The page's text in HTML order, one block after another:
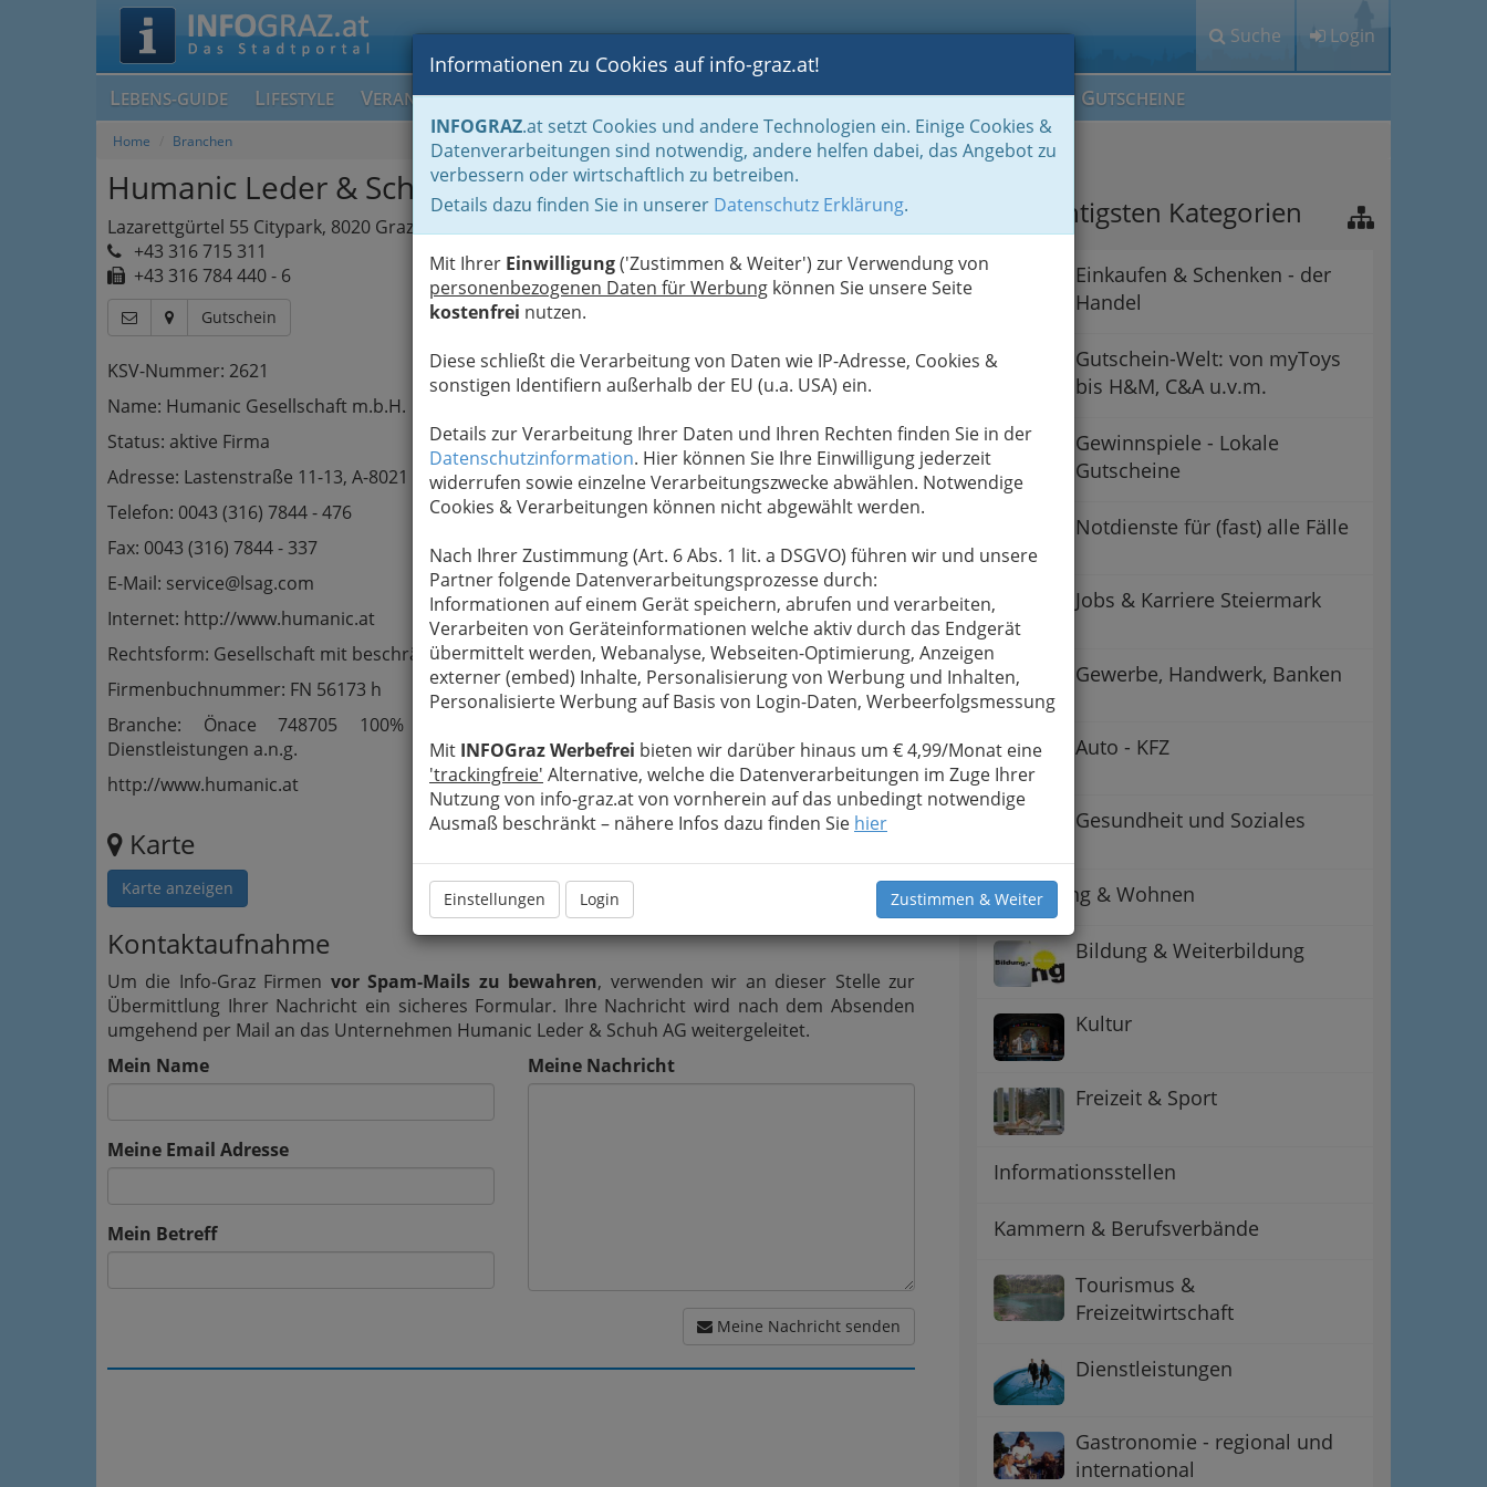
Suche Login
LEBENS-GUIDE LIFESTYLE VERANSTALTUNGEN BLOGS FOTOS GASTRONOMIE BRANCHEN MEIN IG GUTSCHEINE
Informationen zu Cookies auf info-graz.at!
INFOGRAZ.at setzt Cookies und andere Technologien ein. Einige Cookies &
Datenverarbeitungen sind notwendig, andere helfen dabei, das Angebot zu
verbessern oder wirtschaftlich zu betreiben.
Details dazu finden Sie in unserer Datenschutz Erklärung.
Mit Ihrer Einwilligung('Zustimmen & Weiter') zur Verwendung von
personenbezogenen Daten für Werbung können Sie unsere Seite
kostenfrei nutzen.
Diese schließt die Verarbeitung von Daten wie IP-Adresse, Cookies &
sonstigen Identifiern außerhalb der EU (u.a. USA) ein.
Details zur Verarbeitung Ihrer Daten und Ihren Rechten finden Sie in der
Datenschutzinformation. Hier können Sie Ihre Einwilligung jederzeit
widerrufen sowie einzelne Verarbeitungszwecke abwählen. Notwendige
Cookies & Verarbeitungen können nicht abgewählt werden.
Nach Ihrer Zustimmung (Art. 6 Abs. 1 lit. a DSGVO) führen wir und unsere
Partner folgende Datenverarbeitungsprozesse durch:
Informationen auf einem Gerät speichern, abrufen und verarbeiten,
Verarbeiten von Geräteinformationen welche aktiv durch das Endgerät
übermittelt werden, Webanalyse, Webseiten-Optimierung, Anzeigen
externer (embed) Inhalte, Personalisierung von Werbung und Inhalten,
Personalisierte Werbung auf Basis von Login-Daten, Werbeerfolgsmessung
Mit INFOGraz Werbefrei bieten wir darüber hinaus um € 4,99/Monat eine
'trackingfreie' Alternative, welche die Datenverarbeitungen im Zuge Ihrer
Nutzung von info-graz.at von vornherein auf das unbedingt notwendige
Ausmaß beschränkt – nähere Infos dazu finden Sie hier
Einstellungen Login Zustimmen & Weiter
Home Branchen
Humanic Leder & Schuh AG Citypark
Lazarettgürtel 55 Citypark, 8020 Graz
+43 316 715 311
+43 316 784 440 - 6
Gutschein
KSV-Nummer: 2621
Name: Humanic Gesellschaft m.b.H.
Status: aktive Firma
Adresse: Lastenstraße 11-13, A-8021 Graz
Telefon: 0043 (316) 7844 - 476
Fax: 0043 (316) 7844 - 337
E-Mail: service@lsag.com
Internet: http://www.humanic.at
Rechtsform: Gesellschaft mit beschränkter Haftung
Firmenbuchnummer: FN 56173 h
Branche: Önace 748705 100% Erbringung von sonstigen unternehmensbezogenen
Dienstleistungen a.n.g.
http://www.humanic.at
Karte
Karte anzeigen
Kontaktaufnahme
Um die Info-Graz Firmen vor Spam-Mails zu bewahren, verwenden wir an dieser Stelle zur
Übermittlung Ihrer Nachricht ein sicheres Formular. Ihre Nachricht wird nach dem Absenden
umgehend per Mail an das Unternehmen Humanic Leder & Schuh AG weitergeleitet.
Mein Name
Meine Email Adresse
Mein Betreff
Meine Nachricht
Meine Nachricht senden
Die wichtigsten Kategorien
Einkaufen & Schenken - der
Handel
Gutschein-Welt: von myToys
bis H&M, C&A u.v.m.
Gewinnspiele - Lokale
Gutscheine
Notdienste für (fast) alle Fälle
Jobs & Karriere Steiermark
Gewerbe, Handwerk, Banken
Auto - KFZ
Gesundheit und Soziales
Betreuung & Wohnen
Bildung & Weiterbildung
Kultur
Freizeit & Sport
Informationsstellen
Kammern & Berufsverbände
Tourismus &
Freizeitwirtschaft
Dienstleistungen
Gastronomie - regional und
international